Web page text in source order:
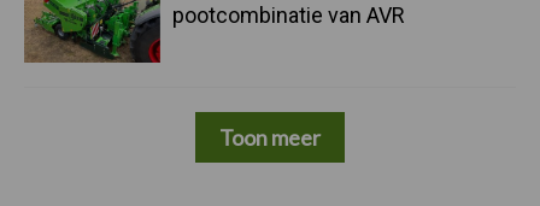
pootcombinatie van AVR
Toon meer